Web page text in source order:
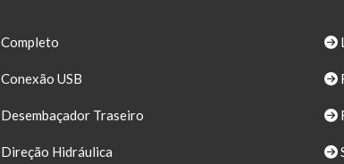
Completo
Conexão USB
Desembaçador Traseiro
Direção Hidráulica